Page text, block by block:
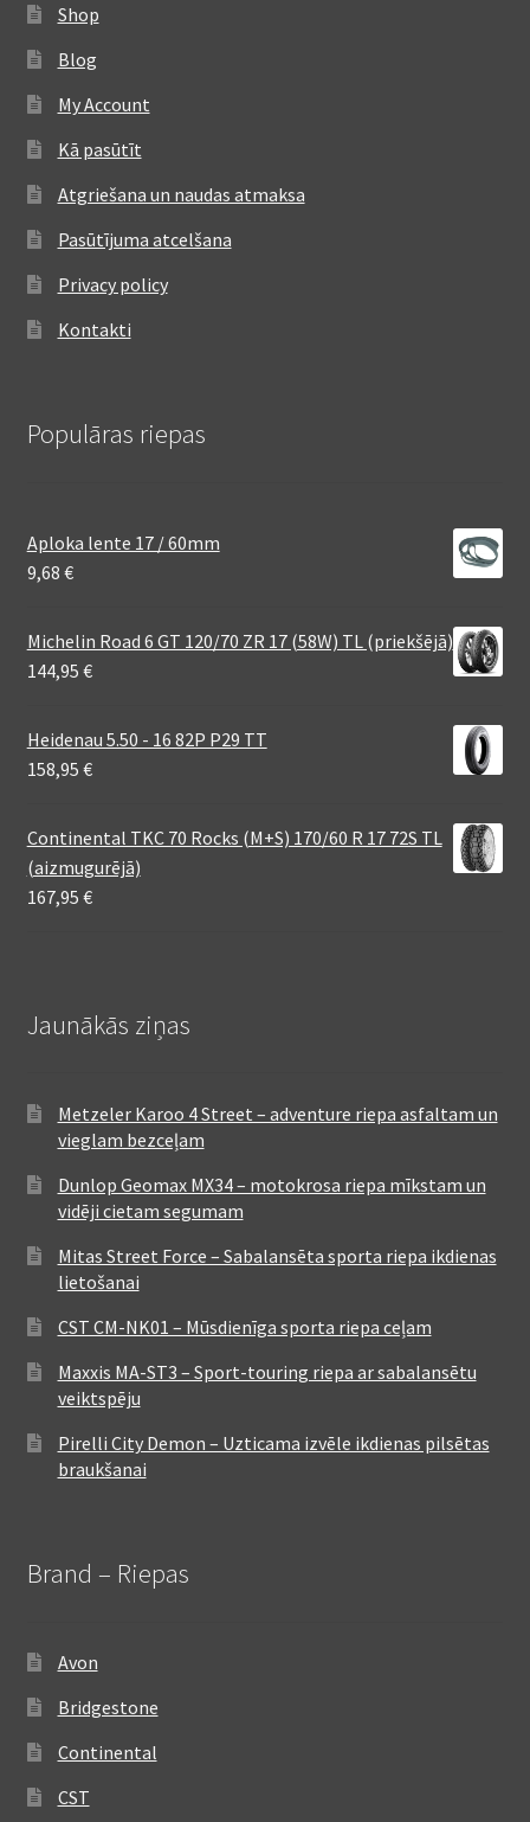
Shop
Blog
My Account
Kā pasūtīt
Atgriešana un naudas atmaksa
Pasūtījuma atcelšana
Privacy policy
Kontakti
Populāras riepas
Aploka lente 17 / 60mm
9,68 €
Michelin Road 6 GT 120/70 ZR 17 (58W) TL (priekšējā)
144,95 €
Heidenau 5.50 - 16 82P P29 TT
158,95 €
Continental TKC 70 Rocks (M+S) 170/60 R 17 72S TL
(aizmugurējā)
167,95 €
Jaunākās ziņas
Metzeler Karoo 4 Street – adventure riepa asfaltam un
vieglam bezceļam
Dunlop Geomax MX34 – motokrosa riepa mīkstam un
vidēji cietam segumam
Mitas Street Force – Sabalansēta sporta riepa ikdienas
lietošanai
CST CM-NK01 – Mūsdienīga sporta riepa ceļam
Maxxis MA-ST3 – Sport-touring riepa ar sabalansētu
veiktspēju
Pirelli City Demon – Uzticama izvēle ikdienas pilsētas
braukšanai
Brand – Riepas
Avon
Bridgestone
Continental
CST